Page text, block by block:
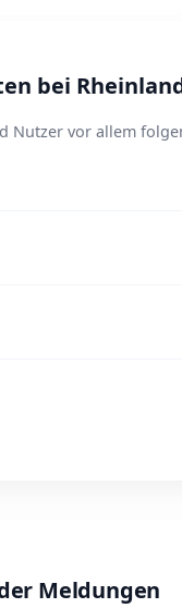
bei
Nutzer vor allem
Meldungen